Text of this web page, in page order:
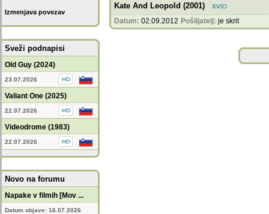
Izmenjava povezav
Sveži podnapisi
Old Guy (2024)
23.07.2026
Valiant One (2025)
22.07.2026
Videodrome (1983)
22.07.2026
Novo na forumu
Napake v filmih [Mov ...
Datum objave: 16.07.2026
Kate And Leopold (2001)
Datum: 02.09.2012 Pošiljatelj: je skrit